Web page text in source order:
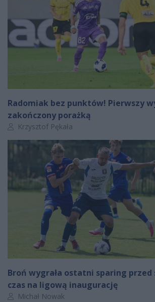
Radomiak bez punktów! Pierwszy
zakończony porażką
Autor artykułu:
Krzysztof Pękała
Broń wygrała ostatni sparing przed
czas na ligową inaugurację
Autor artykułu:
Michał Nowak